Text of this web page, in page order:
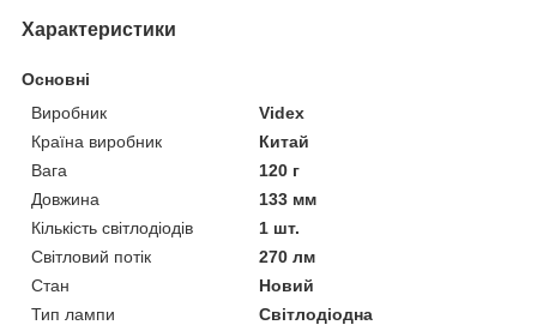
Характеристики
Основні
Виробник
Videx
Країна виробник
Китай
Вага
120 г
Довжина
133 мм
Кількість світлодіодів
1 шт.
Світловий потік
270 лм
Стан
Новий
Тип лампи
Світлодіодна